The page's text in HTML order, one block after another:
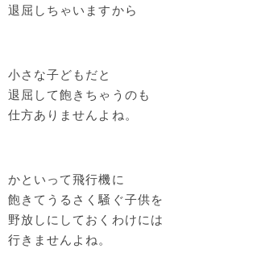
退屈しちゃいますから
小さな子どもだと
退屈して飽きちゃうのも
仕方ありませんよね。
かといって飛行機に
飽きてうるさく騒ぐ子供を
野放しにしておくわけには
行きませんよね。